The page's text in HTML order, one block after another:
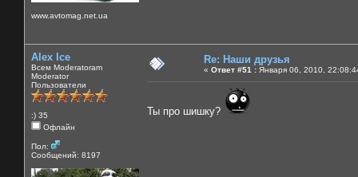
www.avtomag.net.ua
Alex Ice
Всем Moderatoram
Moderator
Пользователи
:) 35
Офлайн
Пол:
Сообщений: 8197
Re: Наши друзья
« Ответ #51 : Января 06, 2010,
Ты про шишку?